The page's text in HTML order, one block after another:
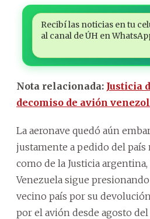
Recibí las noticias en tu
al canal de ÚH en
Nota relacionada: Justicia
decomiso de avión
La aeronave quedó aún
justamente a pedido del país
como de la Justicia
Venezuela sigue
vecino país por su
por el avión desde agosto del